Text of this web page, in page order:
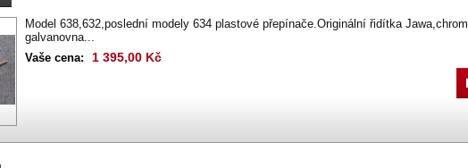
Model 638,632,poslední modely 634 plastové přepínače.Originální řidítka Jawa,chrom
galvanovna...
Vaše cena:
1 395,00 Kč